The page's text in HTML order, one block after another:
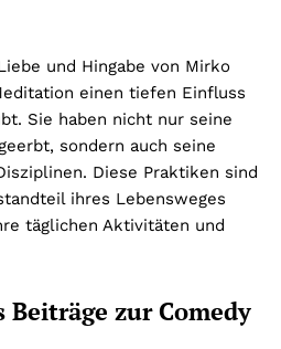
und Hingabe von Mirko
einen tiefen Einfluss
Sie haben nicht nur seine
sondern auch seine
Diese Praktiken sind
ihres Lebensweges
täglichen Aktivitäten und
Beiträge zur Comedy